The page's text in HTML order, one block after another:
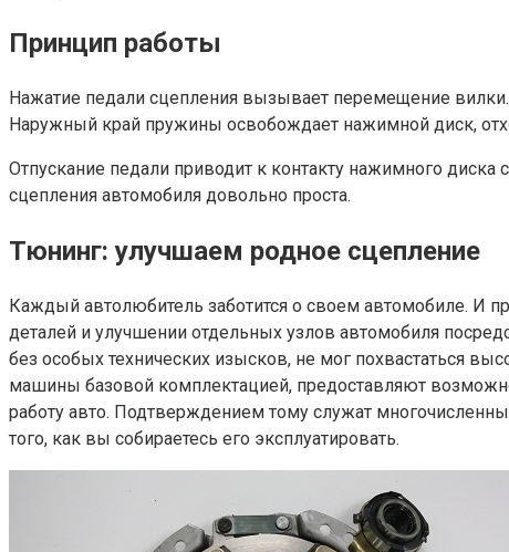
Принцип работы
Нажатие педали сцепления вызывает перемещение
Наружный край пружины освобождает нажимной диск,
Отпускание педали приводит к контакту нажимного
сцепления автомобиля довольно проста.
Тюнинг: улучшаем родное сцепление
Каждый автолюбитель заботится о своем автомобиле. И
деталей и улучшении отдельных узлов автомобиля
без особых технических изысков, не мог похвастаться
машины базовой комплектацией, предоставляют
работу авто. Подтверждением тому служат
того, как вы собираетесь его эксплуатировать.